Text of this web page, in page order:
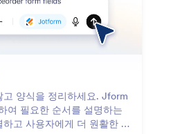
고 양식을 정리하세요. Jform
여 필요한 순서를 설명하는
고 사용자에게 더 원활한 경